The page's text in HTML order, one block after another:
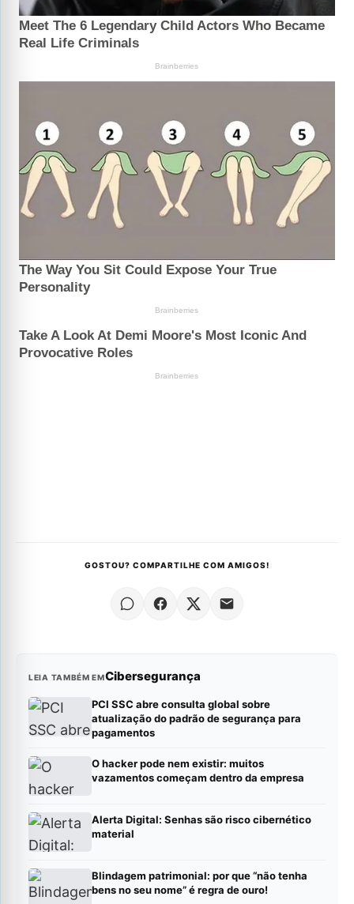
GOSTOU? COMPARTILHE COM AMIGOS!
LEIA TAMBÉM EMCibersegurança
PCI SSC abre consulta global sobre
atualização do padrão de segurança para
pagamentos
O hacker pode nem existir: muitos
vazamentos começam dentro da empresa
Alerta Digital: Senhas são risco cibernético
material
Blindagem patrimonial: por que “não tenha
bens no seu nome” é regra de ouro!